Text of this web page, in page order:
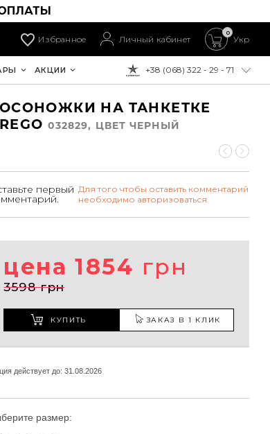
Избранное Личный кабинет
0
Укр
К ОПЛАТЕ:
+38 (068) 322 - 29 - 71
АКЦИИ
НА ТАНКЕТКЕ
032829, ЦВЕТ ЧЕРНЫЙ
первый Для того чтобы оставить комментарий
необходимо авторизоваться.
цена 1854 грн
3598 грн
КУПИТЬ ЗАКАЗ В 1 КЛИК
действует до: 31.08.2026
размер: